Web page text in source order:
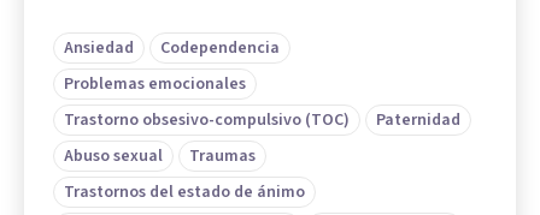
Ansiedad
Codependencia
Problemas emocionales
Trastorno obsesivo-compulsivo (TOC)
Paternidad
Abuso sexual
Traumas
Trastornos del estado de ánimo